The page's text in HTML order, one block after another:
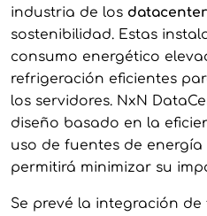
industria de los
sostenibilidad. Estas
consumo energético
refrigeración eficientes
los servidores. NxN
diseño basado en la
uso de fuentes de
permitirá minimizar su
Se prevé la integración